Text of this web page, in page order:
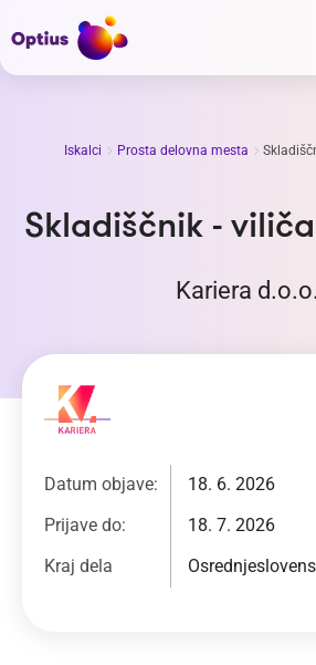
Iskalci Prosta delovna mesta
Skladiščnik -
Kariera d.o.o.
Datum objave:
18. 6. 2026
Prijave do:
18. 7. 2026
Kraj dela